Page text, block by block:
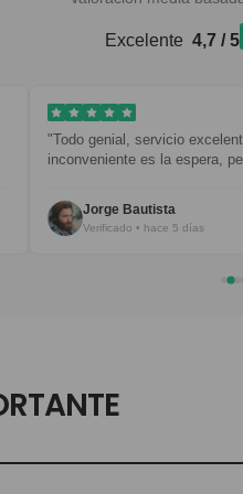
Excelente 4,7 / 5
"Todo genial, servicio excelente. El
inconveniente es la espera, pero
Jorge Bautista
Verificado • hace 5 días